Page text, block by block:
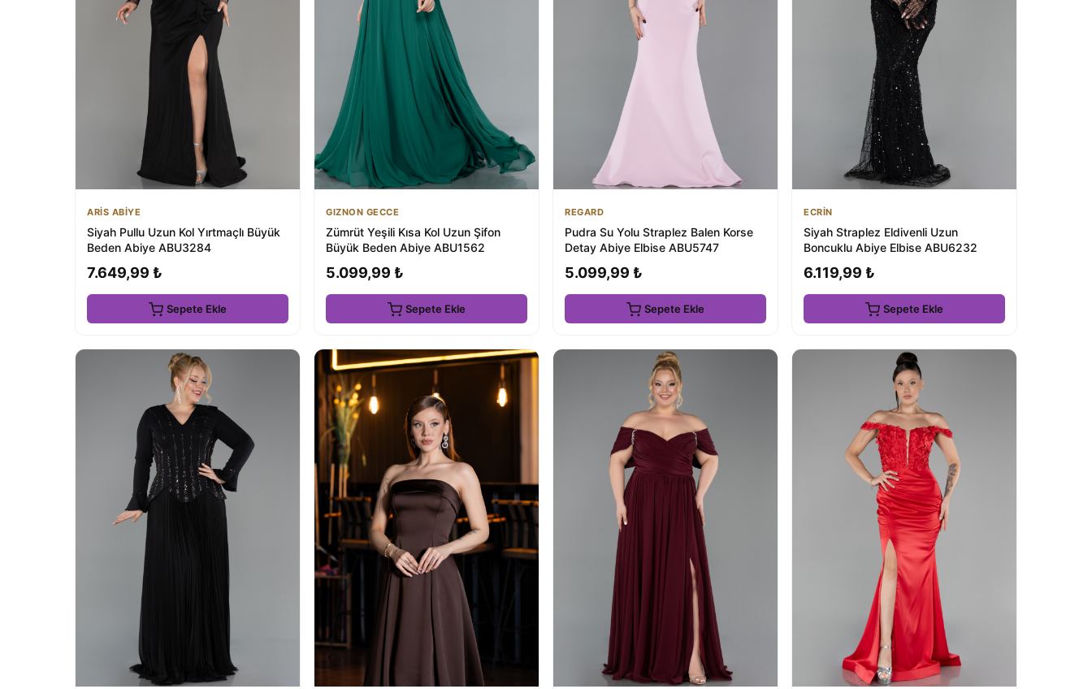
ARİS ABİYE
Siyah Pullu Uzun Kol Yırtmaçlı Büyük
Beden Abiye ABU3284
7.649,99 ₺
Sepete Ekle
GIZNON GECCE
Zümrüt Yeşili Kısa Kol Uzun Şifon
Büyük Beden Abiye ABU1562
5.099,99 ₺
Sepete Ekle
REGARD
Pudra Su Yolu Straplez Balen Korse
Detay Abiye Elbise ABU5747
5.099,99 ₺
Sepete Ekle
ECRİN
Siyah Straplez Eldivenli Uzun
Boncuklu Abiye Elbise ABU6232
6.119,99 ₺
Sepete Ekle